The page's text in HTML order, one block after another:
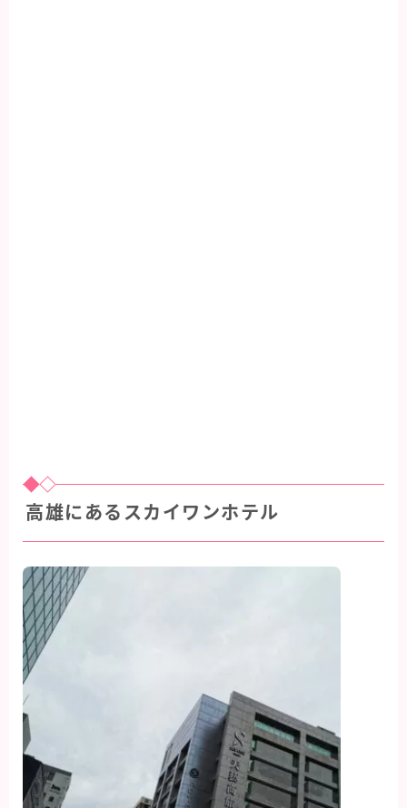
高雄にあるスカイワンホテル